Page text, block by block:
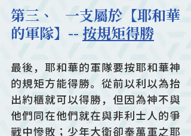
第三、   一支屬於【耶和華
的軍隊】-- 按規矩得勝
最後，耶和華的軍隊要按耶和華神
的規矩方能得勝。從前以利以為抬
出約櫃就可以得勝，但因為神不與
他們同在他們就在與非利士人的爭
戰中慘敗；少年大衛卻奉萬軍之耶